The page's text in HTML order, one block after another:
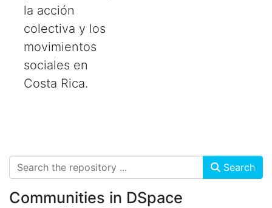
la acción
colectiva y los
movimientos
sociales en
Costa Rica.
Search
Communities in DSpace